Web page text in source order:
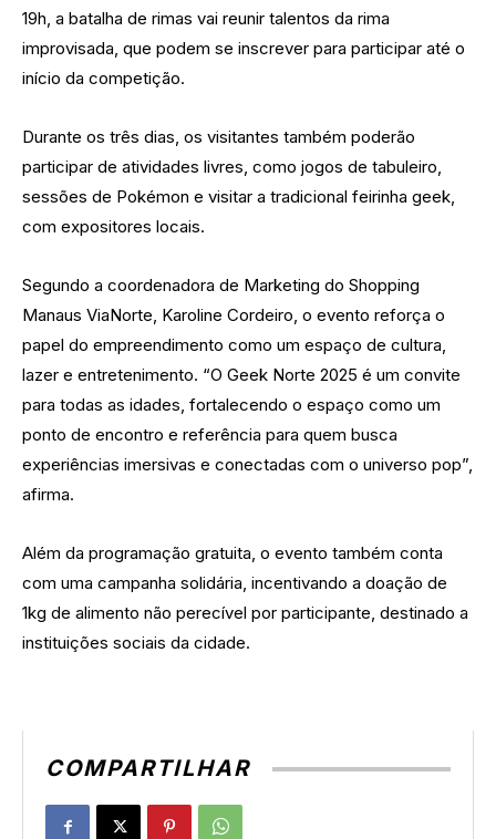
19h, a batalha de rimas vai reunir talentos da rima
improvisada, que podem se inscrever para participar até o
início da competição.
Durante os três dias, os visitantes também poderão
participar de atividades livres, como jogos de tabuleiro,
sessões de Pokémon e visitar a tradicional feirinha geek,
com expositores locais.
Segundo a coordenadora de Marketing do Shopping
Manaus ViaNorte, Karoline Cordeiro, o evento reforça o
papel do empreendimento como um espaço de cultura,
lazer e entretenimento. “O Geek Norte 2025 é um convite
para todas as idades, fortalecendo o espaço como um
ponto de encontro e referência para quem busca
experiências imersivas e conectadas com o universo pop”,
afirma.
Além da programação gratuita, o evento também conta
com uma campanha solidária, incentivando a doação de
1kg de alimento não perecível por participante, destinado a
instituições sociais da cidade.
COMPARTILHAR